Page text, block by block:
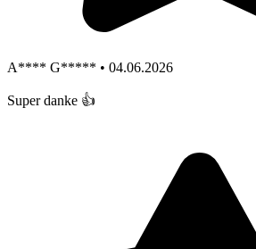
A**** G***** • 04.06.2026
Super danke 👍